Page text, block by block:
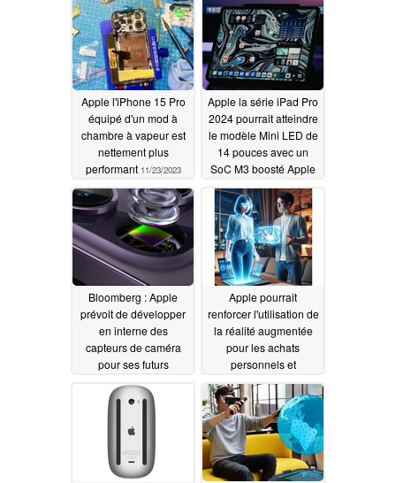
Apple l'iPhone 15 Pro
équipé d'un mod à
chambre à vapeur est
nettement plus
performant 11/23/2023
Apple la série iPad Pro
2024 pourrait atteindre
le modèle Mini LED de
14 pouces avec un
SoC M3 boosté Apple
11/23/2023
Bloomberg : Apple
prévoit de développer
en interne des
capteurs de caméra
pour ses futurs
Apple pourrait
renforcer l'utilisation de
la réalité augmentée
pour les achats
personnels et
l'assistance - avec des
démonstrations de
produits dans votre
salon11/22/2023